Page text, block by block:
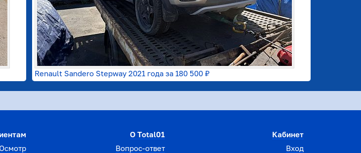
Renault Sandero Stepway 2021 года за 180 500 ₽
Осмотр
О Total01
Вопрос-ответ
Кабинет
Вход